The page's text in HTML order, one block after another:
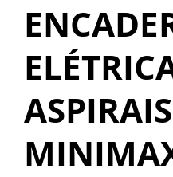
OUTROS PRODUTOS